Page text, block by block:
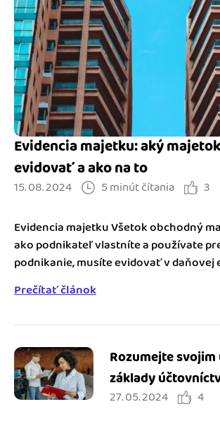
Katalóg doplnkov
Blog
Podnikateľský servis
Spýtajte sa nás
Evidencia majetku: aký
evidovať a ako na to
15. 08. 2024 5 minút čítania 3
Evidencia majetku Všetok obchodný
ako podnikateľ vlastníte a používate
podnikanie, musíte evidovať v daňovej
Prečítať článok
Rozumejte
základy
27. 05. 2024 4